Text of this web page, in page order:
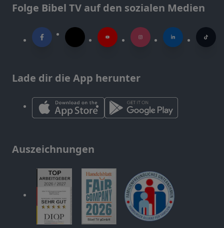
Folge Bibel TV auf den sozialen Medien
Lade dir die App herunter
Auszeichnungen